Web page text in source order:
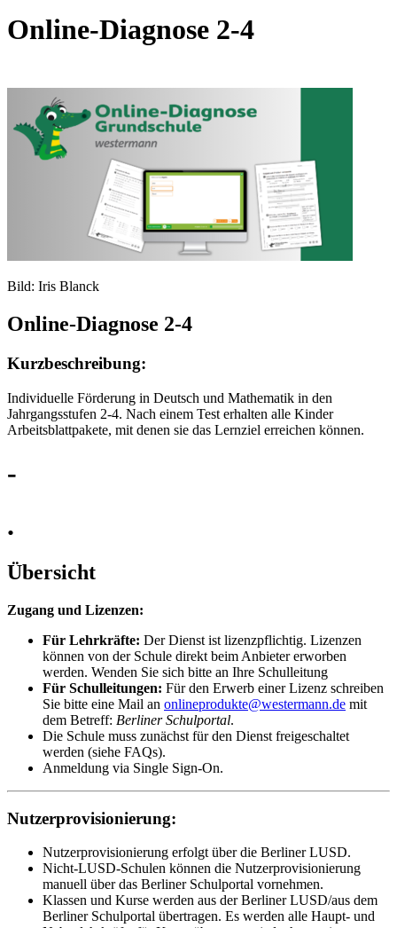
Online-Diagnose 2-4
Bild: Iris Blanck
Online-Diagnose 2-4
Kurzbeschreibung:
Individuelle Förderung in Deutsch und Mathematik in den
Jahrgangsstufen 2-4. Nach einem Test erhalten alle Kinder
Arbeitsblattpakete, mit denen sie das Lernziel erreichen können.
-
.
Übersicht
Zugang und Lizenzen:
Für Lehrkräfte: Der Dienst ist lizenzpflichtig. Lizenzen
können von der Schule direkt beim Anbieter erworben
werden. Wenden Sie sich bitte an Ihre Schulleitung
Für Schulleitungen: Für den Erwerb einer Lizenz schreiben
Sie bitte eine Mail an onlineprodukte@westermann.de mit
dem Betreff: Berliner Schulportal.
Die Schule muss zunächst für den Dienst freigeschaltet
werden (siehe FAQs).
Anmeldung via Single Sign-On.
Nutzerprovisionierung:
Nutzerprovisionierung erfolgt über die Berliner LUSD.
Nicht-LUSD-Schulen können die Nutzerprovisionierung
manuell über das Berliner Schulportal vornehmen.
Klassen und Kurse werden aus der Berliner LUSD/aus dem
Berliner Schulportal übertragen. Es werden alle Haupt- und